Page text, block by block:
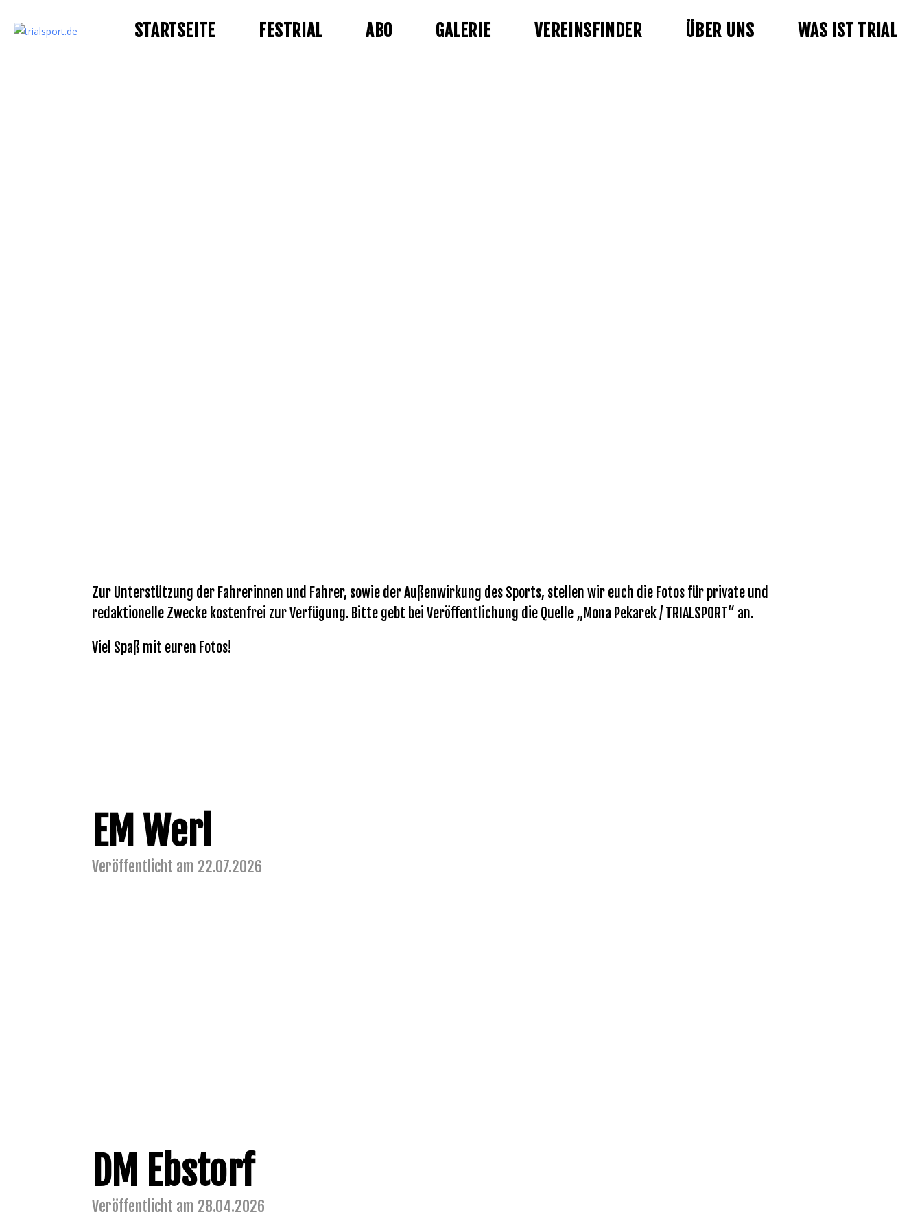
STARTSEITE FESTRIAL ABO GALERIE VEREINSFINDER ÜBER UNS WAS IST TRIAL
Zur Unterstützung der Fahrerinnen und Fahrer, sowie der Außenwirkung des Sports, stellen wir euch die Fotos für private und
redaktionelle Zwecke kostenfrei zur Verfügung. Bitte gebt bei Veröffentlichung die Quelle „Mona Pekarek / TRIALSPORT“ an.
Viel Spaß mit euren Fotos!
EM Werl
Veröffentlicht am 22.07.2026
DM Ebstorf
Veröffentlicht am 28.04.2026